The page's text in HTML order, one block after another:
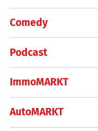
Comedy
Podcast
ImmoMARKT
AutoMARKT